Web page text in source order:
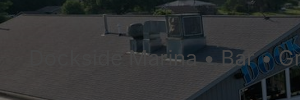
Dockside Marina • Bar •